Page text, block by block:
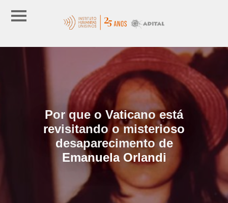
Por que o Vaticano está
revisitando o misterioso
desaparecimento de
Emanuela Orlandi